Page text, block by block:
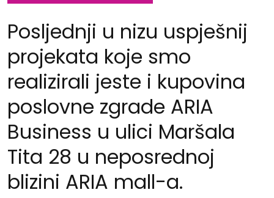
Posljednji u nizu uspješnij
projekata koje smo
realizirali jeste i kupovina
poslovne zgrade ARIA
Business u ulici Maršala
Tita 28 u neposrednoj
blizini ARIA mall-a.